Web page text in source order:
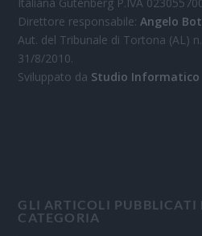
Direttore responsabile:Angelo
Aut. del Tribunale di Tortona (AL)
31/8/2010.
Sviluppato da Studio Informatico
GLI ARTICOLI PUBBLICATI
CATEGORIA